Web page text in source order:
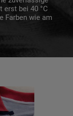
erst bei 40 °C
Farben wie am